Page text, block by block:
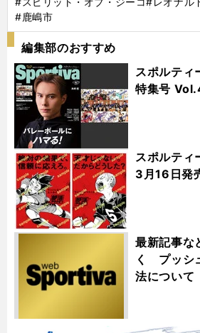
#鹿嶋市
編集部のおすすめ
スポルテ
特集号
スポルテ
3月16日発
最新記事な
く プッシ
法について